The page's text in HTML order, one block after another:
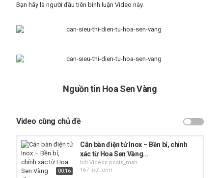
Bạn hãy là người đầu tiên bình luận Video này.
Nguồn tin Hoa Sen Vàng
Video cùng chủ đề
00:16
Cân bàn điện tử Inox – Bền bỉ, chính
xác từ Hoa Sen Vàng...
bởi Videos posts_man
167 lượt xem